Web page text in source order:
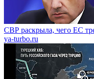
СВР раскрыла, чего ЕС
ya-turbo.ru